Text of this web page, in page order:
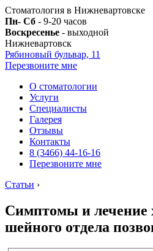
Стоматология в Нижневартовске
Пн- Сб - 9-20 часов
Воскресенье - выходной
Нижневартовск
Рябиновый бульвар, 11
Перезвоните мне
О стоматологии
Услуги
Специалисты
Галерея
Отзывы
Контакты
8 (3466) 44-16-16
Перезвоните мне
Статьи ›
Симптомы и лечение
шейного отдела